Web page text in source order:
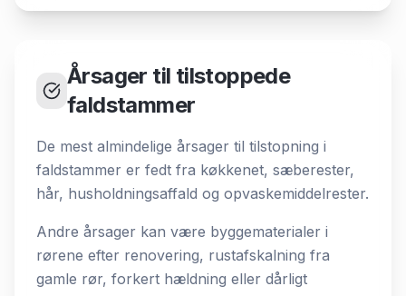
Årsager til tilstoppede
faldstammer
De mest almindelige årsager til tilstopning i
faldstammer er fedt fra køkkenet, sæberester,
hår, husholdningsaffald og opvaskemiddelrester.
Andre årsager kan være byggematerialer i
rørene efter renovering, rustafskalning fra
gamle rør, forkert hældning eller dårligt